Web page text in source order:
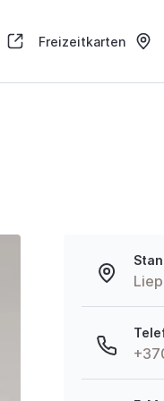
Freizeitkarten